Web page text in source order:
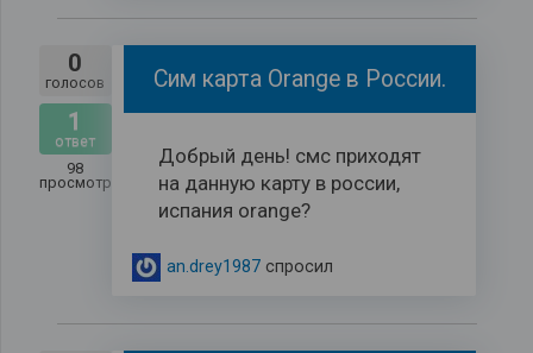
0
голосов
1
ответ
98
просмотров
Сим карта Orange в России.
Добрый день! смс приходят
на данную карту в россии,
испания orange?
an.drey1987спросил